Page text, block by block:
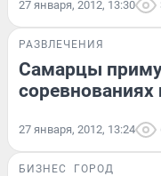
27 января, 2012, 13:30
РАЗВЛЕЧЕНИЯ
Самарцы
27 января, 2012, 13:24
БИЗНЕС ГОРОД